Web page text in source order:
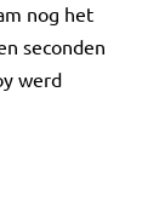
nog het
seconden
werd